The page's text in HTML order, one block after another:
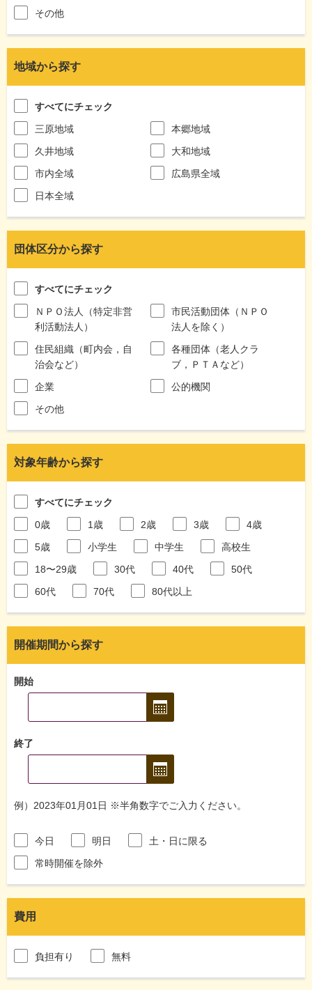
その他
地域から探す
すべてにチェック
三原地域
本郷地域
久井地域
大和地域
市内全域
広島県全域
日本全域
団体区分から探す
すべてにチェック
ＮＰＯ法人（特定非営
利活動法人）
市民活動団体（ＮＰＯ
法人を除く）
住民組織（町内会，自
治会など）
各種団体（老人クラ
ブ，ＰＴＡなど）
企業
公的機関
その他
対象年齢から探す
すべてにチェック
0歳
1歳 2歳 3歳
4歳
5歳
小学生 中学生
高校生
18〜29歳
30代 40代
50代
60代
70代 80代以上
開催期間から探す
開始
終了
例）2023年01月01日 ※半角数字でご入力ください。
今日 明日
土・日に限る
常時開催を除外
費用
負担有り 無料